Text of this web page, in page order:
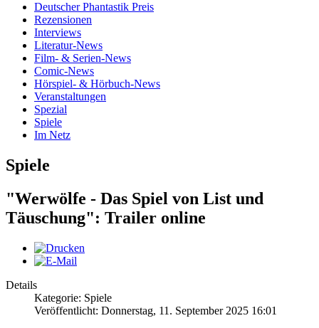
Deutscher Phantastik Preis
Rezensionen
Interviews
Literatur-News
Film- & Serien-News
Comic-News
Hörspiel- & Hörbuch-News
Veranstaltungen
Spezial
Spiele
Im Netz
Spiele
"Werwölfe - Das Spiel von List und
Täuschung": Trailer online
Details
Kategorie: Spiele
Veröffentlicht: Donnerstag, 11. September 2025 16:01